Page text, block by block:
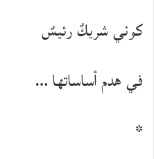
كوني شريكٌ رئيسٌ
في هدم أساساتها …
*